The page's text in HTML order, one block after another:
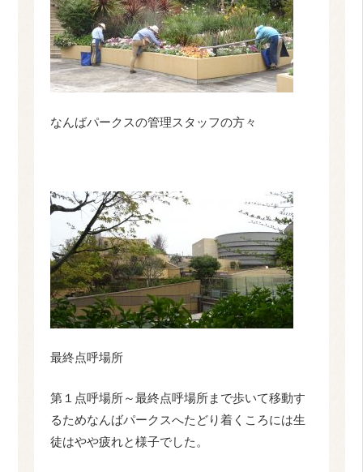
なんばパークスの管理スタッフの方々
最終点呼場所
第１点呼場所～最終点呼場所まで歩いて移動す
るためなんばパークスへたどり着くころには生
徒はやや疲れと様子でした。